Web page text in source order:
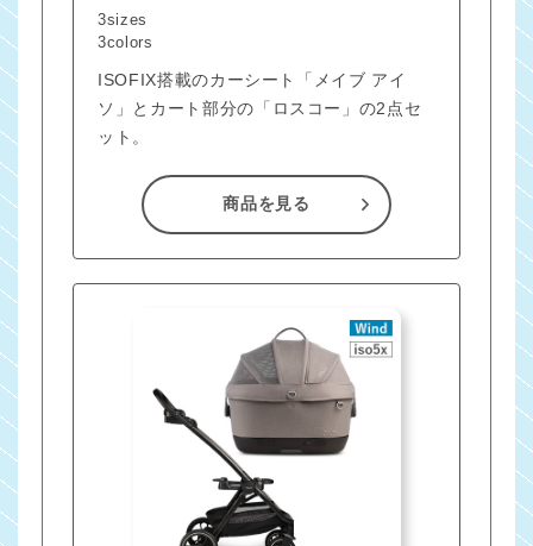
3sizes
3colors
ISOFIX搭載のカーシート「メイブ アイ
ソ」とカート部分の「ロスコー」の2点セ
ット。
商品を見る